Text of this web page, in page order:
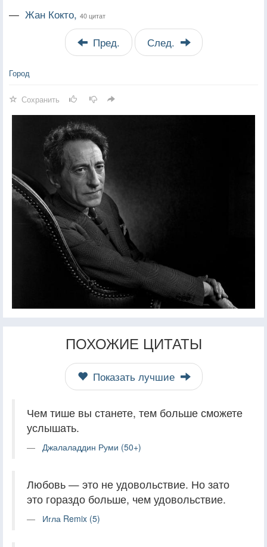
— Жан Кокто, 40 цитат
Пред. След.
Город
Сохранить
ПОХОЖИЕ ЦИТАТЫ
Показать лучшие
Чем тише вы станете, тем больше сможете
услышать.
Джалаладдин Руми (50+)
Любовь — это не удовольствие. Но зато
это гораздо больше, чем удовольствие.
Игла Remix (5)